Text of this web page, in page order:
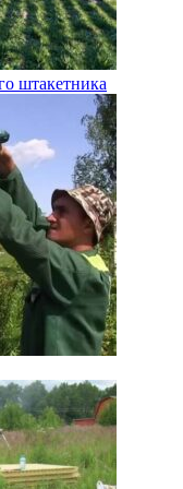
штакетника